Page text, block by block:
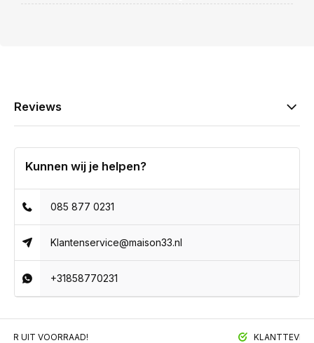
Reviews
Kunnen wij je helpen?
085 877 0231
Klantenservice@maison33.nl
+31858770231
UIT VOORRAAD!